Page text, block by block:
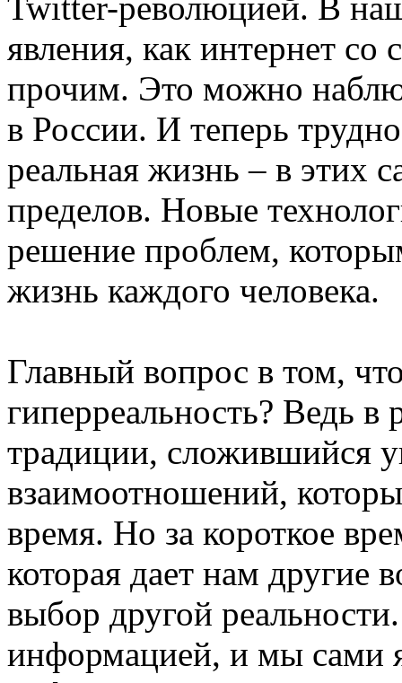
явления, как интернет
прочим. Это можно
в России. И теперь
реальная жизнь – в этих
пределов. Новые
решение проблем,
жизнь каждого человека.
Главный вопрос в том,
гиперреальность? Ведь в
традиции, сложившийся
взаимоотношений,
время. Но за короткое
которая дает нам другие
выбор другой
информацией, и мы сами